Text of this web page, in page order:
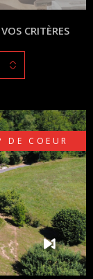
BIENS
CRITÈRES
DE COEUR